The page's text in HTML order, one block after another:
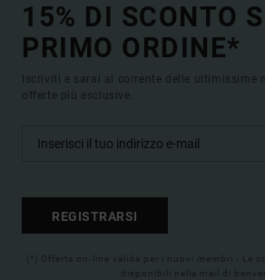
15% DI SCONTO
PRIMO ORDINE*
Iscriviti e sarai al corrente delle ultimissime
offerte più esclusive.
REGISTRARSI
(*) Offerta on-line valida per i nuovi membri - Le
disponibili nella mail di